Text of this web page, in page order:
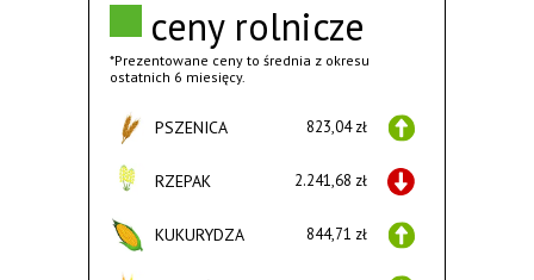
ceny rolnicze
*Prezentowane ceny to średnia z okresu
ostatnich 6 miesięcy.
PSZENICA 823,04 zł
RZEPAK 2.241,68 zł
KUKURYDZA 844,71 zł